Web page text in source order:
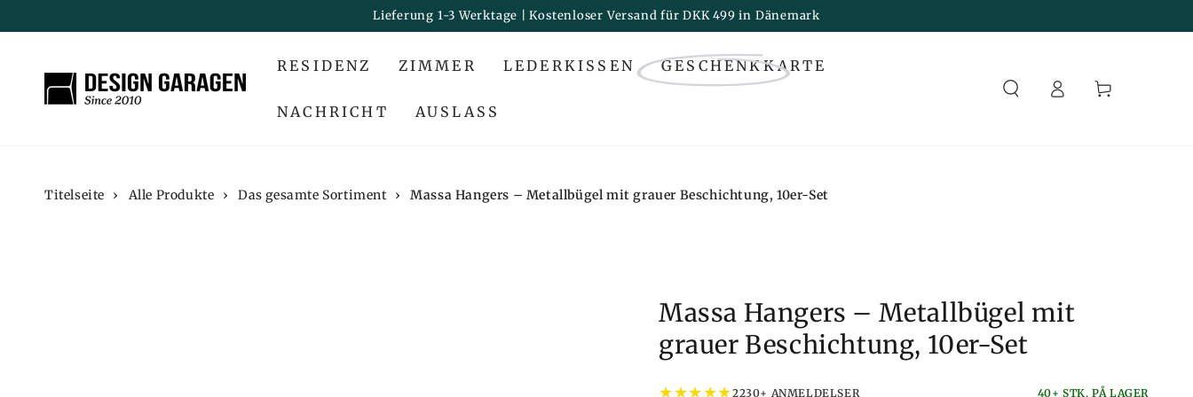
Lieferung 1-3 Werktage | Kostenloser Versand für DKK 499 in Dänemark
RESIDENZ ZIMMER LEDERKISSEN GESCHENKKARTE
NACHRICHT AUSLASS
Sie
Korb
Titelseite › Alle Produkte › Das gesamte Sortiment › Massa Hangers – Metallbügel mit grauer Beschichtung, 10er-Set
Massa Hangers – Metallbügel mit
grauer Beschichtung, 10er-Set
★★★★★2230+ ANMELDELSER 40+ STK. PÅ LAGER